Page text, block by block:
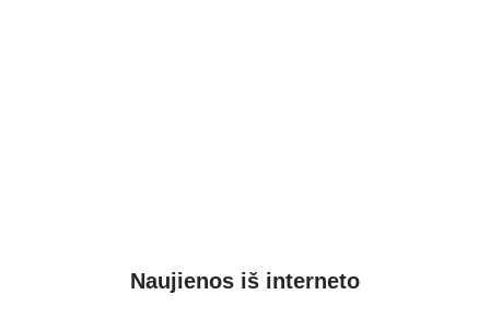
Naujienos iš interneto